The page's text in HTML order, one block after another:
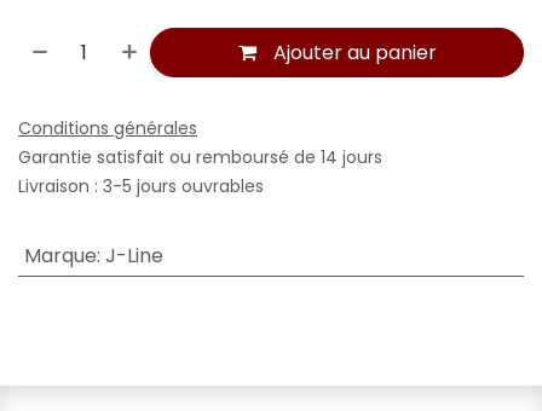
Ajouter au panier
Conditions générales
Garantie satisfait ou remboursé de 14 jours
Livraison : 3-5 jours ouvrables
Marque: J-Line